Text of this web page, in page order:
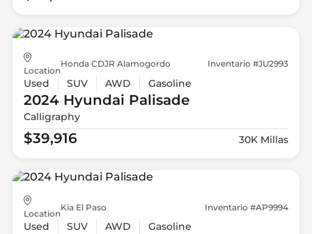
Location
Honda CDJR Alamogordo Inventario #JU2993
Used SUV AWD Gasoline
2024 Hyundai Palisade
Calligraphy
$39,916 30K Millas
Location
Kia El Paso Inventario #AP9994
Used SUV AWD Gasoline